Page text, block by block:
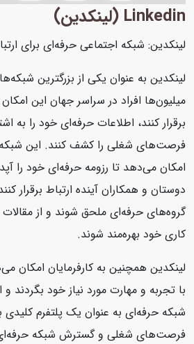
Linkedin (لینکدین)
لینکدین: شبکه اجتماعی حرفه‌ای برای
لینکدین به عنوان یکی از بزرگترین
میلیون‌ها افراد در سراسر جهان این امکان
برقرار کنند، اطلاعات حرفه‌ای خود را به
فرصت‌های شغلی را کشف کنند. این شبکه
امکان می‌دهد تا رزومه حرفه‌ای خود را
دوستان و همکاران آینده ارتباط برقرار
گروه‌های حرفه‌ای ملحق شوند و از مقالات
کاری خود بهره‌مند شوند.
لینکدین همچنین به کارفرمایان امکان
با تجربه و مهارت مورد نیاز خود بگردند و
شبکه حرفه‌ای به عنوان یک پلتفرم کلیدی
فرصت‌های شغلی و گسترش شبکه حرفه‌ای